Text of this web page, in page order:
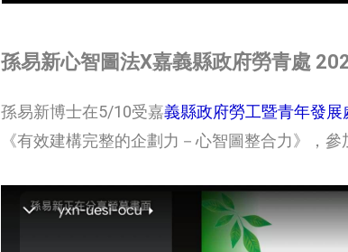
孫易新心智圖法X嘉義縣政府勞青處
孫易新博士在5/10受嘉義縣政府勞工暨青年發展
《有效建構完整的企劃力－心智圖整合力》，